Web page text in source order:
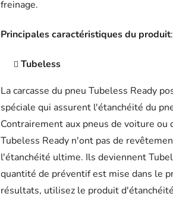
freinage.
Principales caractéristiques du produit:
Tubeless
La carcasse du pneu Tubeless Ready
spéciale qui assurent l'étanchéité du
Contrairement aux pneus de voiture ou
Tubeless Ready n'ont pas de
l'étanchéité ultime. Ils deviennent
quantité de préventif est mise dans le
résultats, utilisez le produit